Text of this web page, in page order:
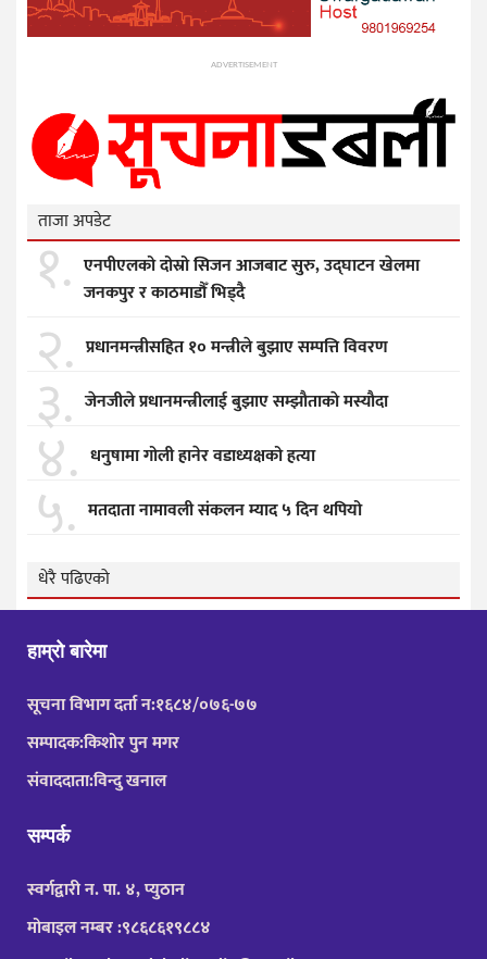
ADVERTISEMENT
ताजा अपडेट
१. एनपीएलको दोस्रो सिजन आजबाट सुरु, उद्घाटन खेलमा
जनकपुर र काठमाडौँ भिड्दै
२. प्रधानमन्त्रीसहित १० मन्त्रीले बुझाए सम्पत्ति विवरण
३. जेनजीले प्रधानमन्त्रीलाई बुझाए सम्झाैताकाे मस्याैदा
४. धनुषामा गोली हानेर वडाध्यक्षको हत्या
५. मतदाता नामावली संकलन म्याद ५ दिन थपियो
धेरै पढिएको
हाम्रो बारेमा
सूचना विभाग दर्ता न:१६८४/०७६-७७
सम्पादक:किशोर पुन मगर
संवाददाता:विन्दु खनाल
सम्पर्क
स्वर्गद्वारी न. पा. ४, प्युठान
मोबाइल नम्बर :९८६८६१९८८४